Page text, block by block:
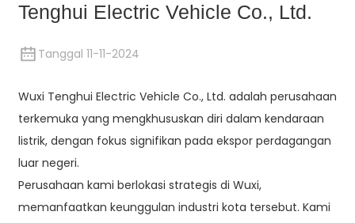
Tenghui Electric Vehicle Co., Ltd.
Tanggal 11-11-2024
Wuxi Tenghui Electric Vehicle Co., Ltd. adalah perusahaan
terkemuka yang mengkhususkan diri dalam kendaraan
listrik, dengan fokus signifikan pada ekspor perdagangan
luar negeri.
Perusahaan kami berlokasi strategis di Wuxi,
memanfaatkan keunggulan industri kota tersebut. Kami